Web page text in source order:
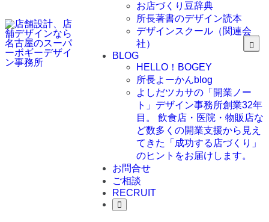
お店づくり豆辞典
所長著書のデザイン読本
デザインスクール（関連会
社）
BLOG
HELLO！BOGEY
所長よーかんblog
よしだツカサの「開業ノー
ト」 デザイン事務所創業32年
目。 飲食店・医院・物販店な
ど数多くの開業支援から見え
てきた「成功する店づくり」
のヒントをお届けします。
お問合せ
ご相談
RECRUIT